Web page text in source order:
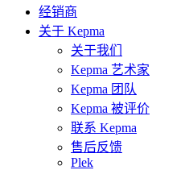
经销商
关于 Kepma
关于我们
Kepma 艺术家
Kepma 团队
Kepma 被评价
联系 Kepma
售后反馈
Plek